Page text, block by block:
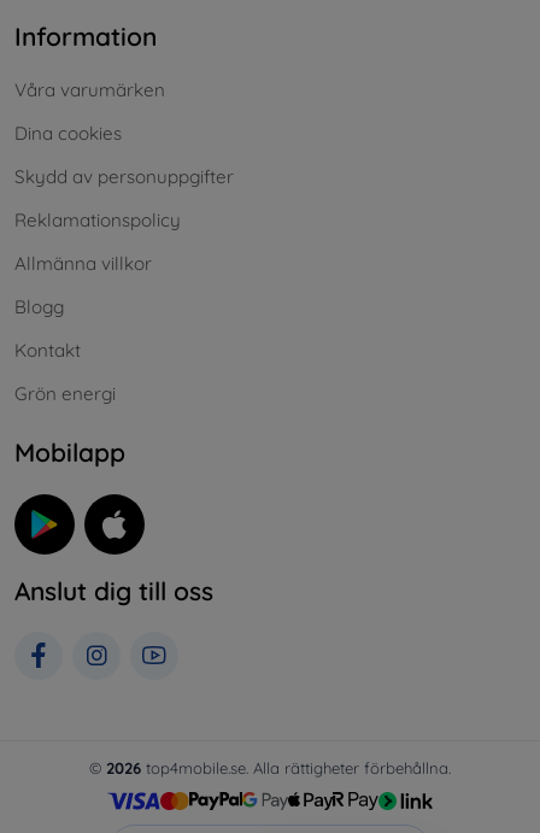
Information
Våra varumärken
Dina cookies
Skydd av personuppgifter
Reklamationspolicy
Allmänna villkor
Blogg
Kontakt
Grön energi
Mobilapp
Anslut dig till oss
© 2026 top4mobile.se. Alla rättigheter förbehållna.